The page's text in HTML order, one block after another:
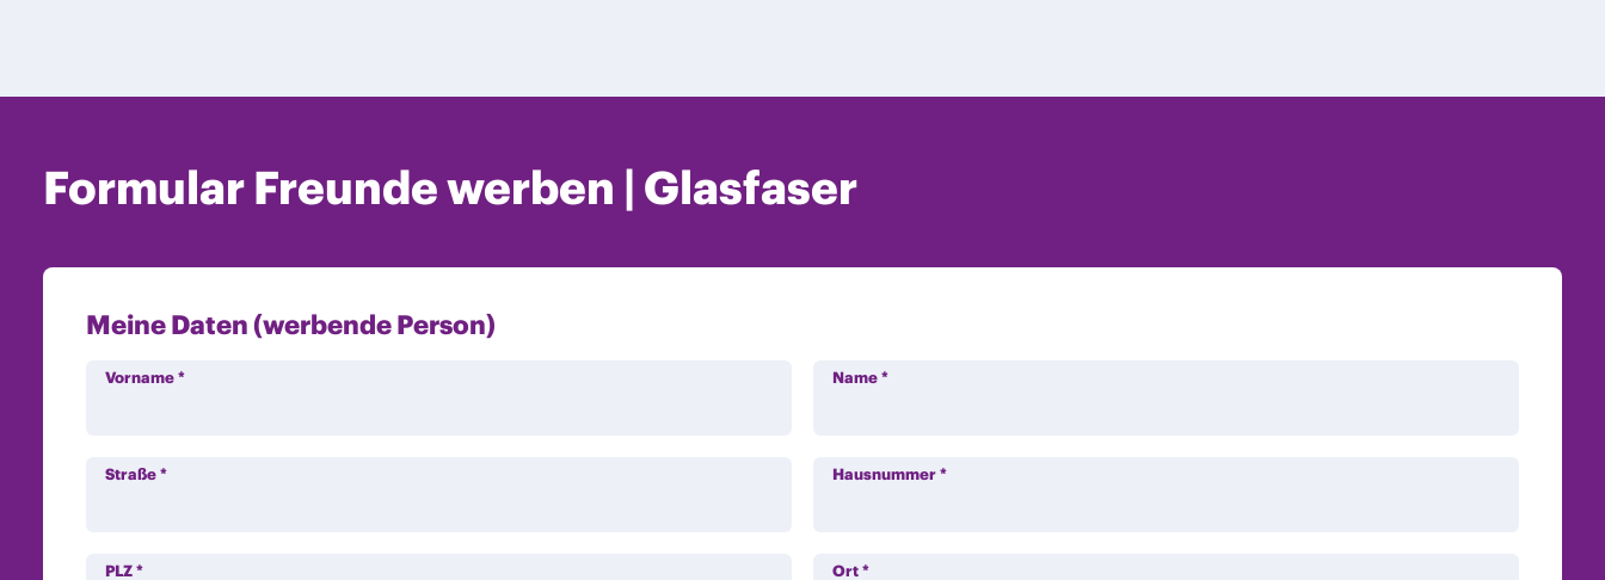
Formular Freunde werben | Glasfaser
Meine Daten (werbende Person)
Vorname* Name*
Straße* Hausnummer*
PLZ* Ort*